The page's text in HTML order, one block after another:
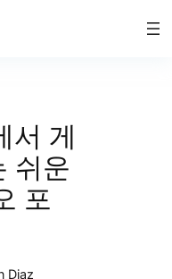
서 게
쉬운
포
Diaz